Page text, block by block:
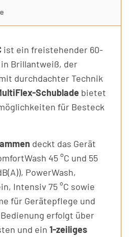
ist ein freistehender 60-
Brillantweiß, der
durchdachter Technik
Schublade bietet
für Besteck
deckt das Gerät
45 °C und 55
PowerWash,
Intensiv 75 °C sowie
für Gerätepflege und
erfolgt über
und ein 1-zeiliges